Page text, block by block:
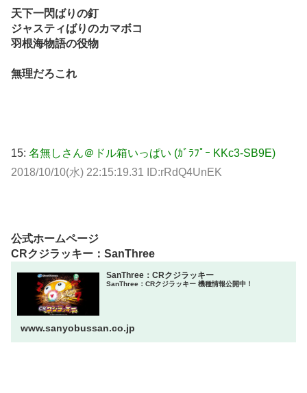
天下一閃ばりの釘
ジャスティばりのカマボコ
羽根海物語の役物
無理だろこれ
15: 名無しさん＠ドル箱いっぱい (ｶﾞﾗﾌﾟｰ KKc3-SB9E)
2018/10/10(水) 22:15:19.31 ID:rRdQ4UnEK
公式ホームページ
CRクジラッキー：SanThree
SanThree：CRクジラッキー
SanThree：CRクジラッキー 機種情報公開中！
www.sanyobussan.co.jp